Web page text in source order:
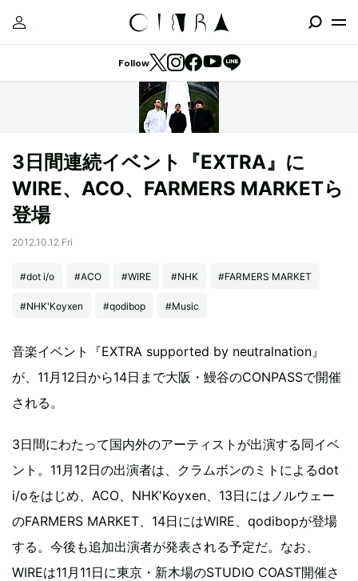
Follow
3日間連続イベント『EXTRA』に
WIRE、ACO、FARMERS MARKETら
登場
2012.10.12 Fri
#dot i/o #ACO #WIRE #NHK #FARMERS MARKET
#NHK'Koyxen #qodibop #Music
音楽イベント『EXTRA supported by neutralnation』
が、11月12日から14日まで大阪・鰻谷のCONPASSで開催
される。
3日間にわたって国内外のアーティストが出演する同イベ
ント。11月12日の出演者は、クラムボンのミトによるdot
i/oをはじめ、ACO、NHK'Koyxen、13日にはノルウェー
のFARMERS MARKET、14日にはWIRE、qodibopが登場
する。今後も追加出演者が発表される予定だ。なお、
WIREは11月11日に東京・新木場のSTUDIO COAST開催さ